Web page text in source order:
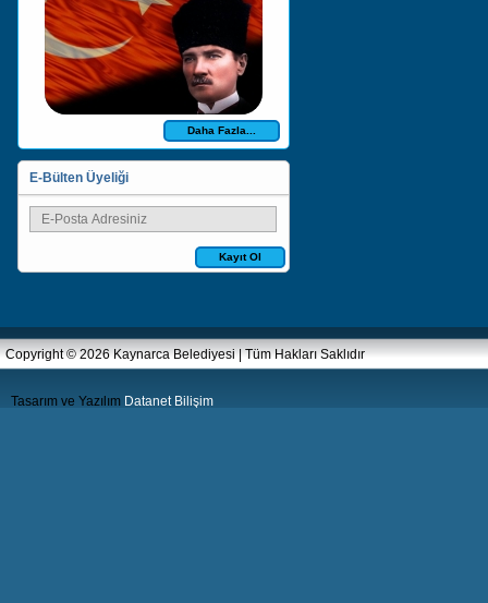
Daha Fazla...
E-Bülten Üyeliği
Kayıt Ol
Copyright © 2026 Kaynarca Belediyesi | Tüm Hakları Saklıdır
Tasarım ve Yazılım Datanet Bilişim